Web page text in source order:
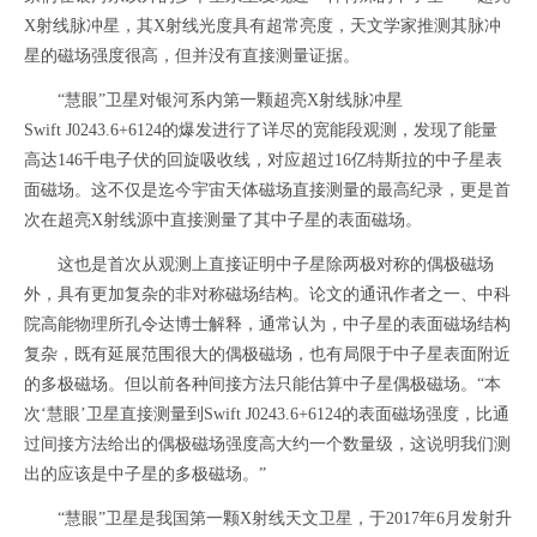
X射线脉冲星，其X射线光度具有超常亮度，天文学家推测其脉冲
星的磁场强度很高，但并没有直接测量证据。
“慧眼”卫星对银河系内第一颗超亮X射线脉冲星
Swift J0243.6+6124的爆发进行了详尽的宽能段观测，发现了能量
高达146千电子伏的回旋吸收线，对应超过16亿特斯拉的中子星表
面磁场。这不仅是迄今宇宙天体磁场直接测量的最高纪录，更是首
次在超亮X射线源中直接测量了其中子星的表面磁场。
这也是首次从观测上直接证明中子星除两极对称的偶极磁场
外，具有更加复杂的非对称磁场结构。论文的通讯作者之一、中科
院高能物理所孔令达博士解释，通常认为，中子星的表面磁场结构
复杂，既有延展范围很大的偶极磁场，也有局限于中子星表面附近
的多极磁场。但以前各种间接方法只能估算中子星偶极磁场。“本
次‘慧眼’卫星直接测量到Swift J0243.6+6124的表面磁场强度，比通
过间接方法给出的偶极磁场强度高大约一个数量级，这说明我们测
出的应该是中子星的多极磁场。”
“慧眼”卫星是我国第一颗X射线天文卫星，于2017年6月发射升